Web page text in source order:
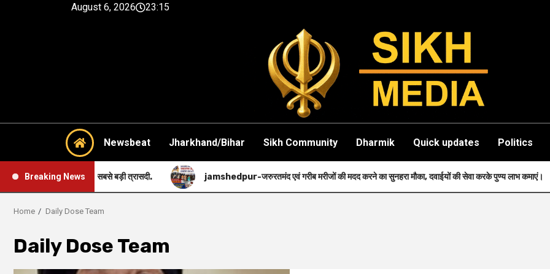
August 6, 2026 23:15
Newsbeat Jharkhand/Bihar Sikh Community Dharmik Quick updates Politics
Breaking News
की सबसे बड़ी त्रासदी. jamshedpur-जरुरतमंद एवं गरीब मरीजों की मदद करने का सुनहरा मौका, दवाईयों की सेवा करके पुण्य लाभ कमाएं।
Home Daily Dose Team
Daily Dose Team